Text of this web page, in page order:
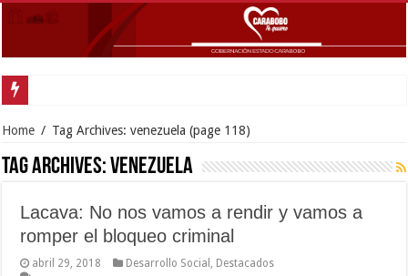
Home / Tag Archives: venezuela (page 118)
Tag Archives:venezuela
Lacava: No nos vamos a rendir y vamos a
romper el bloqueo criminal
abril 29, 2018 Desarrollo Social
Destacados